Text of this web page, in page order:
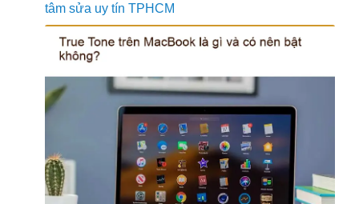
tâm sửa uy tín TPHCM